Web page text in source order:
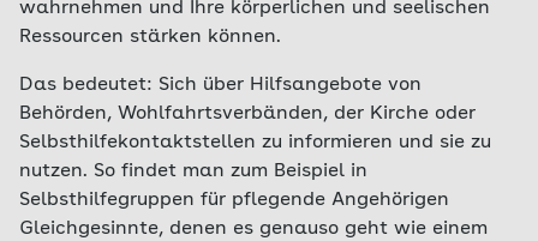
wahrnehmen und Ihre körperlichen und seelischen
Ressourcen stärken können.
Das bedeutet: Sich über Hilfsangebote von
Behörden, Wohlfahrtsverbänden, der Kirche oder
Selbsthilfekontaktstellen zu informieren und sie zu
nutzen. So findet man zum Beispiel in
Selbsthilfegruppen für pflegende Angehörigen
Gleichgesinnte, denen es genauso geht wie einem